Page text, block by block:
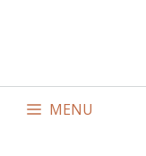
MENU